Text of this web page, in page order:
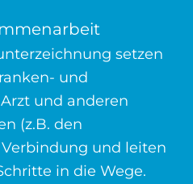
setzen
und
und anderen
(z.B. den
und leiten
in die Wege.